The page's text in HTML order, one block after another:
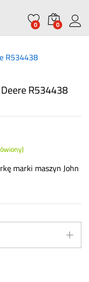
0 0
R534438
marki maszyn John